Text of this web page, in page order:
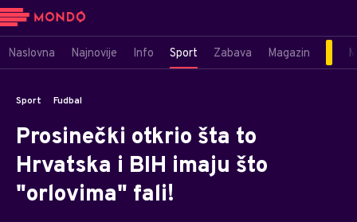
Naslovna Najnovije Info Sport Zabava Magazin
Sport Fudbal
Prosinečki otkrio šta to
Hrvatska i BIH imaju što
"orlovima" fali!